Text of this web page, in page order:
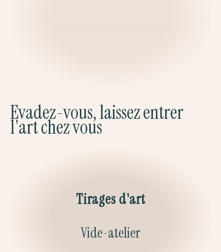
Evadez-vous, laissez entrer
l'art chez vous
Tirages d'art
Vide-atelier